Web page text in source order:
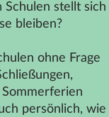
Schulen stellt sich
bleiben?
ohne Frage
persönlich, wie